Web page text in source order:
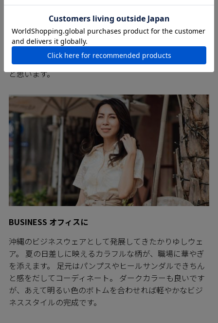
にもぴったり。 繊細な流れの中に上品さを兼ね備え柄
は、ポイントで効果的なアクセントカラーなどを使用し
た パーティーシーンに花を添える事ができるデザインが
豊富にあります。 ワンピースなども充実していて、色、
柄、形状バリエーションもあなた好みの一着が見つかる
と思います。
BUSINESS オフィスに
沖縄のビジネスウェアとして発展してきたかりゆしウェ
ア。 夏の日差しに映えるカラフルな柄が、職場に華やぎ
を添えます。 足元はパンプスやヒールサンダルできちん
と感をだしてコーディネート。 ダークカラーも良いです
が、あえて明るい色のボトムを合わせれば軽やかなビジ
ネススタイルの完成です。